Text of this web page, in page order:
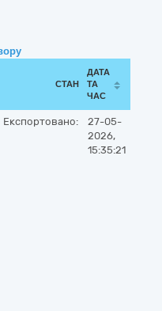
СТАН
ДАТА
ТА
ЧАС
Експортовано:
27-05-
2026,
15:35:21